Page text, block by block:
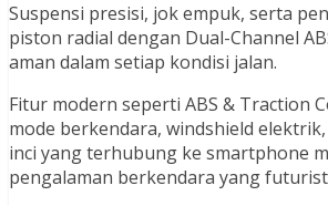
Suspensi presisi, jok empuk, serta
piston radial dengan Dual-Channel
aman dalam setiap kondisi jalan.
Fitur modern seperti ABS & Traction
mode berkendara, windshield
inci yang terhubung ke smartphone
pengalaman berkendara yang